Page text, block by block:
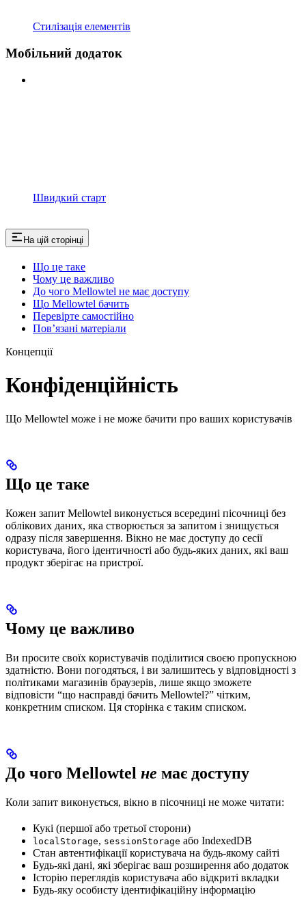
Стилізація елементів
Мобільний додаток
Швидкий старт
На цій сторінці
Що це таке
Чому це важливо
До чого Mellowtel не має доступу
Що Mellowtel бачить
Перевірте самостійно
Пов’язані матеріали
Концепції
Конфіденційність
Що Mellowtel може і не може бачити про ваших користувачів
Що це таке
Кожен запит Mellowtel виконується всередині пісочниці без
облікових даних, яка створюється за запитом і знищується
одразу після завершення. Вікно не має доступу до сесії
користувача, його ідентичності або будь-яких даних, які ваш
продукт зберігає на пристрої.
Чому це важливо
Ви просите своїх користувачів поділитися своєю пропускною
здатністю. Вони погодяться, і ви залишитесь у відповідності з
політиками магазинів браузерів, лише якщо зможете
відповісти “що насправді бачить Mellowtel?” чітким,
конкретним списком. Ця сторінка є таким списком.
До чого Mellowtel не має доступу
Коли запит виконується, вікно в пісочниці не може читати:
Кукі (першої або третьої сторони)
localStorage, sessionStorage або IndexedDB
Стан автентифікації користувача на будь-якому сайті
Будь-які дані, які зберігає ваш розширення або додаток
Історію переглядів користувача або відкриті вкладки
Будь-яку особисту ідентифікаційну інформацію